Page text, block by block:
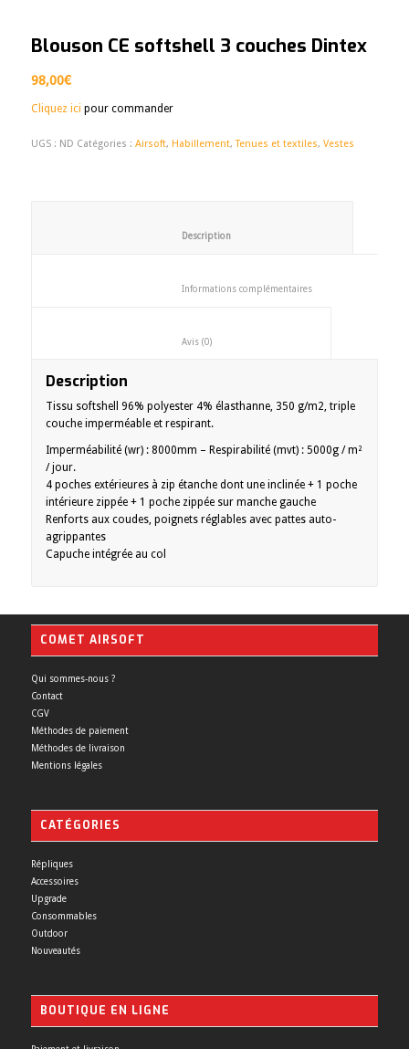
Blouson CE softshell 3 couches Dintex
98,00€
Cliquez ici pour commander
UGS : ND Catégories : Airsoft, Habillement,Tenues et textiles, Vestes
						Description
Informations
						Avis (0)
Description
Tissu softshell 96% polyester 4% élasthanne, 350 g/m2, triple
couche imperméable et respirant.
Imperméabilité (wr) : 8000mm – Respirabilité (mvt) : 5000g / m²
/ jour.
4 poches extérieures à zip étanche dont une inclinée + 1 poche
intérieure zippée + 1 poche zippée sur manche gauche
Renforts aux coudes, poignets réglables avec pattes auto-
agrippantes
Capuche intégrée au col
COMET AIRSOFT
Qui sommes-nous ?
Contact
CGV
Méthodes de paiement
Méthodes de livraison
Mentions légales
CATÉGORIES
Répliques
Accessoires
Upgrade
Consommables
Outdoor
Nouveautés
BOUTIQUE EN LIGNE